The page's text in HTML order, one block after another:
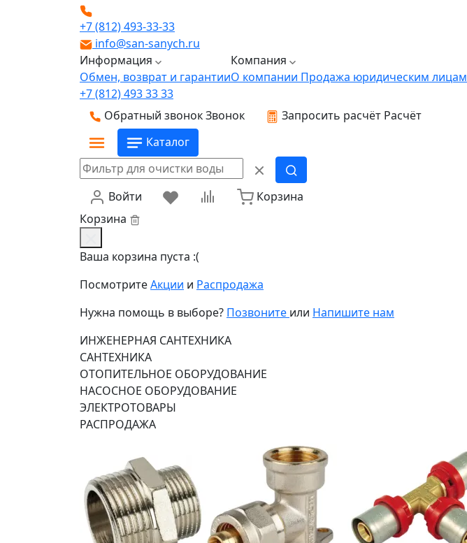
+7 (812) 493-33-33
info@san-sanych.ru
Информация
Обмен, возврат и гарантии
Компания
О компании Продажа юридическим лицам
+7 (812) 493 33 33
Обратный звонокЗвонок Запросить расчёт Расчёт
Каталог
Войти
Корзина
Корзина
Ваша корзина пуста :(
ПосмотритеАкции и Распродажа
Нужна помощь в выборе? Позвоните или Напишите нам
ИНЖЕНЕРНАЯ САНТЕХНИКА
САНТЕХНИКА
ОТОПИТЕЛЬНОЕ ОБОРУДОВАНИЕ
НАСОСНОЕ ОБОРУДОВАНИЕ
ЭЛЕКТРОТОВАРЫ
РАСПРОДАЖА